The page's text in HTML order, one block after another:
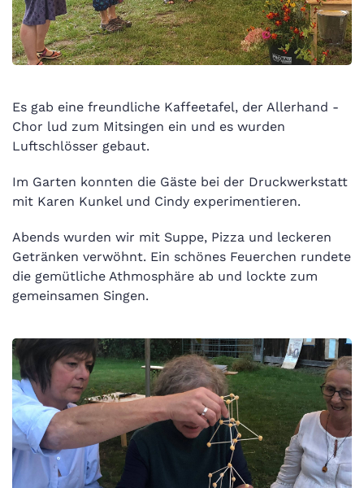
Es gab eine freundliche Kaffeetafel, der Allerhand -
Chor lud zum Mitsingen ein und es wurden
Luftschlösser gebaut.
Im Garten konnten die Gäste bei der Druckwerkstatt
mit Karen Kunkel und Cindy experimentieren.
Abends wurden wir mit Suppe, Pizza und leckeren
Getränken verwöhnt. Ein schönes Feuerchen rundete
die gemütliche Athmosphäre ab und lockte zum
gemeinsamen Singen.